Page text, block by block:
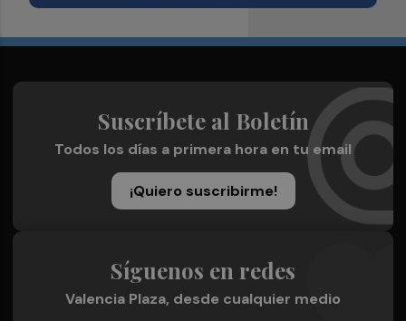
Suscríbete al Boletín
Todos los días a primera hora en tu email
¡Quiero suscribirme!
Síguenos en redes
Valencia Plaza, desde cualquier medio